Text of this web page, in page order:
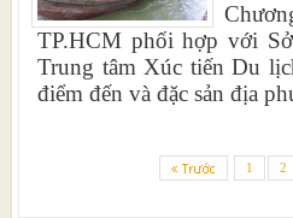
TP.HCM phối hợp với
Trung tâm Xúc tiến Du
điểm đến và đặc sản địa
1 2